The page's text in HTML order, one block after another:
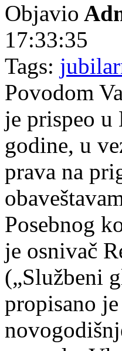
Objavio
17:33:35
Tags:
Povodom
je prispeo u
godine, u
prava na
Posebnog
je osnivač
(„Službeni
propisano